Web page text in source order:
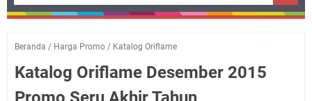
Beranda / Harga Promo / Katalog Oriflame
Katalog Oriflame Desember 2015